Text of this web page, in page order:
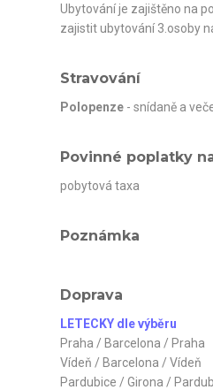
Ubytování je zajištěno na
zajistit ubytování 3.osoby
Stravování
Polopenze - snídaně a
Povinné poplatky
pobytová taxa
Poznámka
Doprava
LETECKY dle výběru
Praha / Barcelona / Praha
Vídeň / Barcelona / Vídeň
Pardubice / Girona /